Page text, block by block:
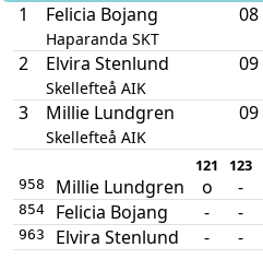
1
Felicia Bojang
Haparanda SKT
08
2 Elvira Stenlund
Skellefteå AIK
09
3 Millie Lundgren
Skellefteå AIK
09
121 123
958 Millie Lundgren o -
854 Felicia Bojang - -
963 Elvira Stenlund - -